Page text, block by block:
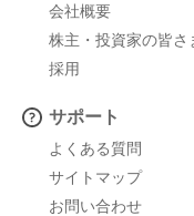
会社概要
株主・投資家の皆さ
採用
サポート
よくある質問
サイトマップ
お問い合わせ